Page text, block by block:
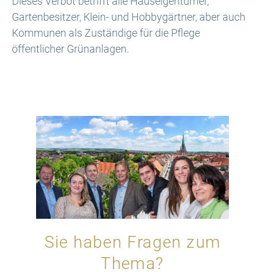
Gartenbesitzer, Klein- und Hobbygärtner, aber auch
Kommunen als Zuständige für die Pflege
öffentlicher Grünanlagen.
Sie haben Fragen zum
Thema?